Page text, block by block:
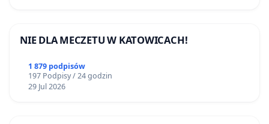
NIE DLA MECZETU W KATOWICACH!
1 879 podpisów
197 Podpisy / 24 godzin
29 Jul 2026